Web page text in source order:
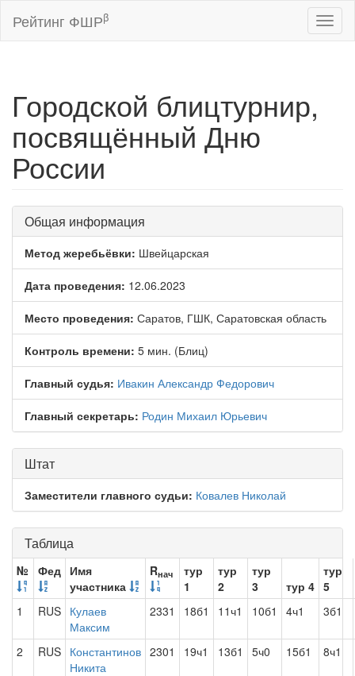
Рейтинг ФШРβ
Городской блицтурнир,
посвящённый Дню
России
Общая информация
Метод жеребьёвки: Швейцарская
Дата проведения: 12.06.2023
Место проведения: Саратов, ГШК, Саратовская область
Контроль времени: 5 мин. (Блиц)
Главный судья: Ивакин Александр Федорович
Главный секретарь: Родин Михаил Юрьевич
Штат
Заместители главного судьи: Ковалев Николай
Таблица
№ Фед Имя
участника
Rнач
тур
1
тур
2
тур
3
тур 4
тур
5
1
RUS Кулаев
Максим
2331 18б1 11ч1 10б1 4ч1 3б1
2 RUS Константинов
Никита
2301 19ч1 13б1 5ч0 15б1 8ч1